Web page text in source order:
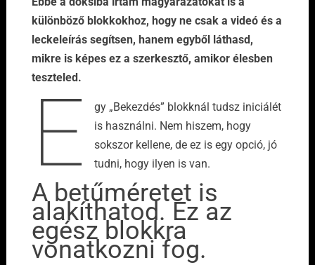
különböző blokkokhoz, hogy ne csak a videó és a
leckeleírás segítsen, hanem egyből láthasd,
mikre is képes ez a szerkesztő, amikor élesben
teszteled.
E
gy „Bekezdés” blokknál tudsz iniciálét
is használni. Nem hiszem, hogy
sokszor kellene, de ez is egy opció, jó
tudni, hogy ilyen is van.
A betűméretet is
alakíthatod. Ez az
egész blokkra
vonatkozni fog.